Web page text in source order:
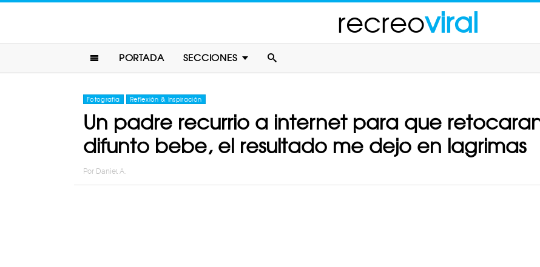
recreoviral
PORTADA SECCIONES
Fotografia Reflexión & Inspiración
Un padre recurrio a internet para que
difunto bebe, el resultado me dejo en lagrimas
Por Daniel A.